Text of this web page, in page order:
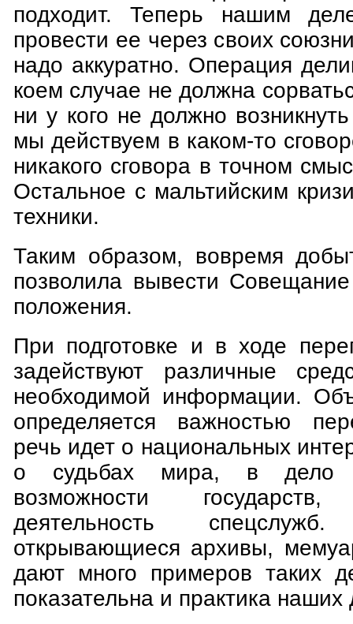
подходит. Теперь нашим
провести ее через своих
надо аккуратно. Операция
коем случае не должна
ни у кого не должно
мы действуем в каком-то
никакого сговора в точном
Остальное с мальтийским
техники.
Таким образом, вовремя
позволила вывести Совещание
положения.
При подготовке и в ходе
задействуют различные
необходимой информации.
определяется важностью
речь идет о национальных
о судьбах мира, в дело
возможности
деятельность
открывающиеся архивы,
дают много примеров таких
показательна и практика наших